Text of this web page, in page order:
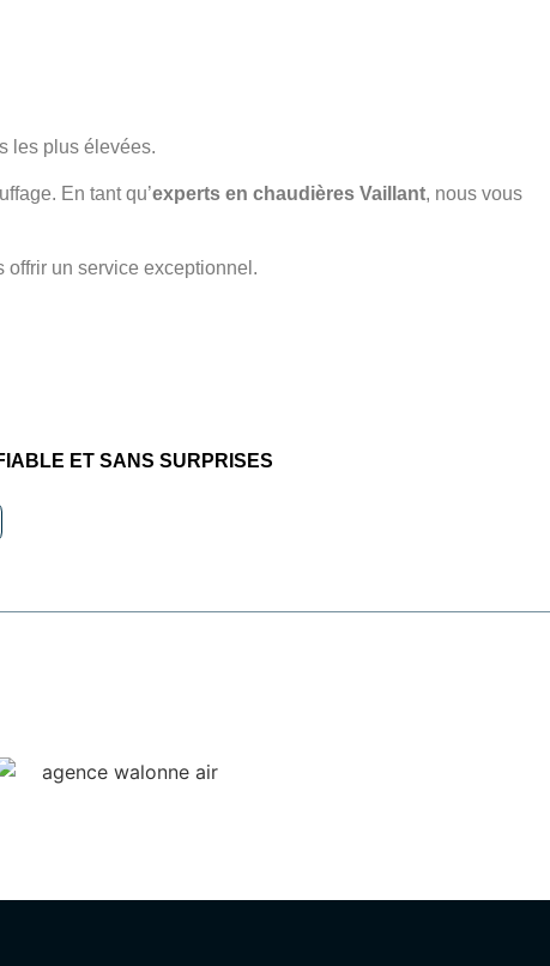
les plus élevées.
En tant qu’experts en chaudières Vaillant, nous vous
offrir un service exceptionnel.
ET SANS SURPRISES